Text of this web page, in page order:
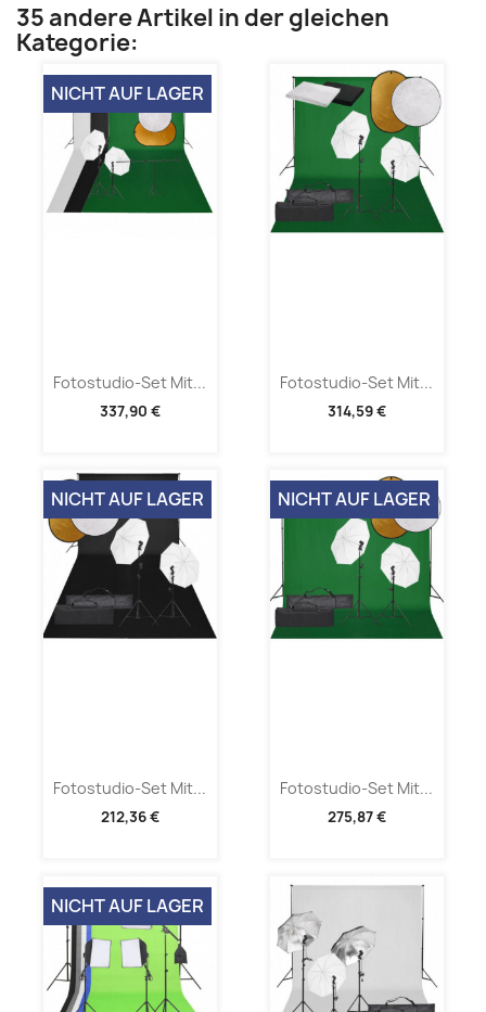
35 andere Artikel in der gleichen
Kategorie:
Fotostudio-Set Mit...
337,90 €
NICHT AUF LAGER
Fotostudio-Set Mit...
314,59 €
Fotostudio-Set Mit...
212,36 €
NICHT AUF LAGER
Fotostudio-Set Mit...
275,87 €
NICHT AUF LAGER
NICHT AUF LAGER